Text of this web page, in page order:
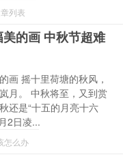
列表
的画 中秋节超难
画 摇十里荷塘的秋风，
月。 中秋将至，又到赏
还是“十五的月亮十六
2日凌...
怎么办